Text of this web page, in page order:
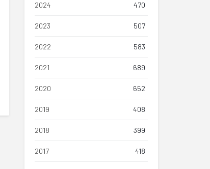
2024 470
2023 507
2022 583
2021 689
2020 652
2019 408
2018 399
2017 418